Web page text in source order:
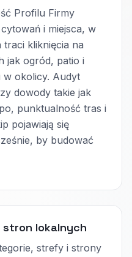
Profilu Firmy
i miejsca, w
kliknięcia na
jak ogród, patio i
w okolicy. Audyt
dowody takie jak
punktualność tras i
pojawiają się
by budować
stron lokalnych
strefy i strony